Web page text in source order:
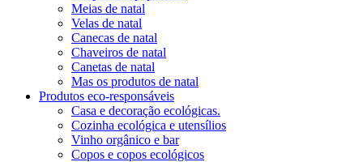
Meias de natal
Velas de natal
Canecas de natal
Chaveiros de natal
Canetas de natal
Mas os produtos de natal
Produtos eco-responsáveis
Casa e decoração ecológicas.
Cozinha ecológica e utensílios
Vinho orgânico e bar
Copos e copos ecológicos